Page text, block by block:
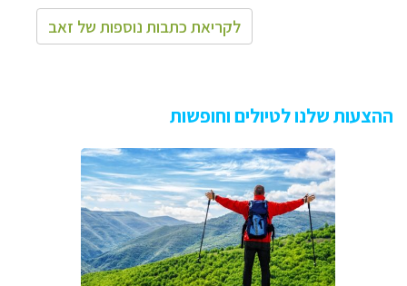
לקריאת כתבות נוספות של זאב
ההצעות שלנו לטיולים וחופשות